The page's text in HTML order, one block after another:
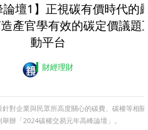
論壇1】正視碳有價時代的
產官學有效的碳定價議題
動平台
財經理財
針對企業與民眾所高度關心的碳費、碳權等相
舉辦「2024碳權交易元年高峰論壇」。